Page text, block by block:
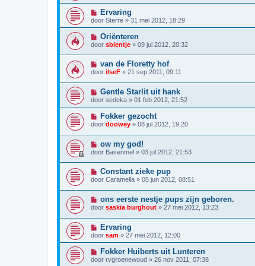
Ervaring
door Sterre » 31 mei 2012, 18:29
Oriënteren
door sbientje » 09 jul 2012, 20:32
van de Floretty hof
door ilseF » 21 sep 2011, 09:11
Gentle Starlit uit hank
door sedeka » 01 feb 2012, 21:52
Fokker gezocht
door doowey » 08 jul 2012, 19:20
ow my god!
door Basenmel » 03 jul 2012, 21:53
Constant zieke pup
door Caramella » 05 jun 2012, 08:51
ons eerste nestje pups zijn geboren.
door saskia burghout » 27 mei 2012, 13:23
Ervaring
door sam » 27 mei 2012, 12:00
Fokker Huiberts uit Lunteren
door rvgroenewoud » 26 nov 2011, 07:38